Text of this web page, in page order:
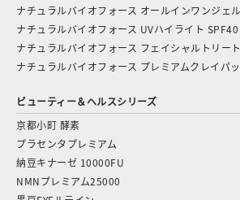
ナチュラルバイオフォース オールインワンジェル
ナチュラルバイオフォース UVハイライト
ナチュラルバイオフォース フェイシャルトリー
ナチュラルバイオフォース プレミアムクレイパ
ビューティー＆ヘルスシリーズ
京都小町 酵素
プラセンタプレミアム
納豆キナーゼ 10000FU
NMNプレミアム25000